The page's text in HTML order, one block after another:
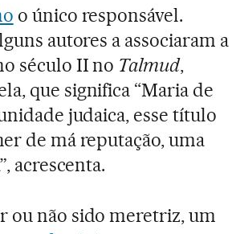
o único responsável.
autores a associaram a
século II no Talmud,
que significa “Maria de
judaica, esse título
de má reputação, uma
acrescenta.
não sido meretriz, um